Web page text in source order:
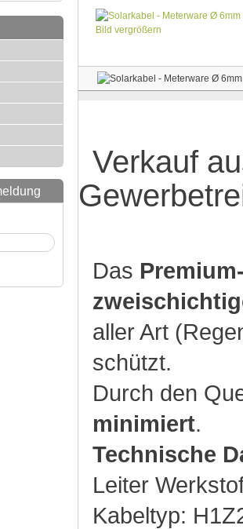
Bild vergrößern
Verkauf
Das
aller Art
schützt.
Durch den
minimiert.
Technische
Leiter
Kabeltyp: